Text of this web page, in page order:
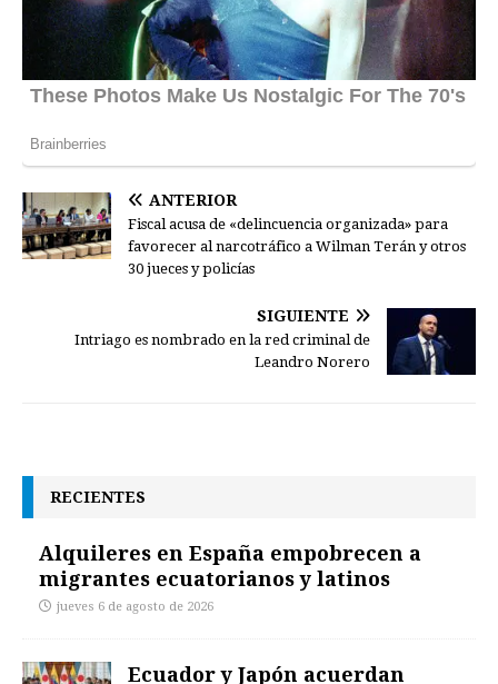
ANTERIOR
Fiscal acusa de «delincuencia organizada» para
favorecer al narcotráfico a Wilman Terán y otros
30 jueces y policías
SIGUIENTE
Intriago es nombrado en la red criminal de
Leandro Norero
RECIENTES
Alquileres en España empobrecen a
migrantes ecuatorianos y latinos
jueves 6 de agosto de 2026
Ecuador y Japón acuerdan